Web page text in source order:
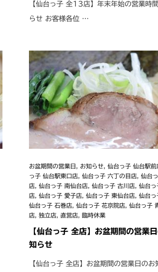
【仙台っ子 全13店】年末年始の営業時
らせ お客様各位 …
お盆期間の営業日 お知らせ, 仙台っ子 仙台駅前
っ子 仙台駅東口店, 仙台っ子 六丁の目店, 仙台
店, 仙台っ子 南仙台店, 仙台っ子 古川店, 仙台っ
店, 仙台っ子 愛子店, 仙台っ子 東仙台店, 仙台っ
仙台っ子 石巻店, 仙台っ子 花京院店, 仙台っ子
店, 独立店, 直営店, 臨時休業
【仙台っ子 全店】お盆期間の営業
知らせ
【仙台っ子 全店】お盆期間の営業日のお